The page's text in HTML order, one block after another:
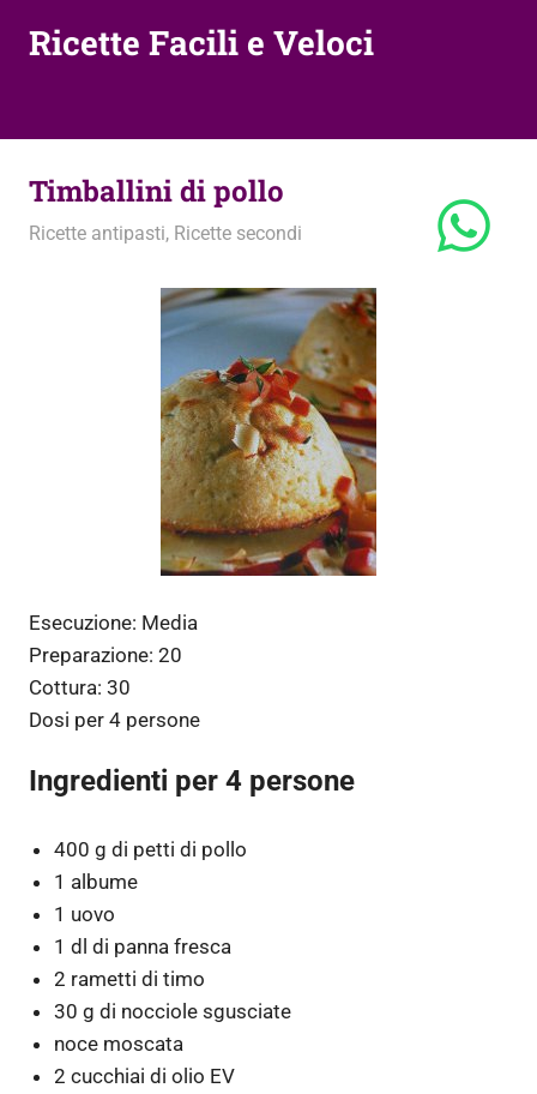
Ricette Facili e Veloci
Timballini di pollo
26 Maggio 2012
admin
Ricette antipasti, Ricette secondi
Esecuzione: Media
Preparazione: 20
Cottura: 30
Dosi per 4 persone
Ingredienti per 4 persone
400 g di petti di pollo
1 albume
1 uovo
1 dl di panna fresca
2 rametti di timo
30 g di nocciole sgusciate
noce moscata
2 cucchiai di olio EV